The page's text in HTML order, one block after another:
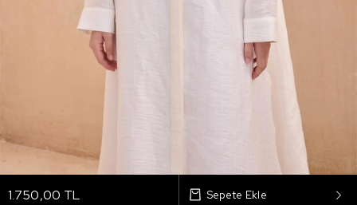
1.750,00 TL